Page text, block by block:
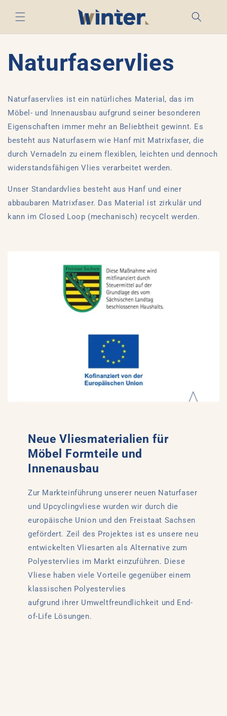
zum
Inhalt
Naturfaservlies
Naturfaservlies ist ein natürliches Material, das im
Möbel- und Innenausbau aufgrund seiner besonderen
Eigenschaften immer mehr an Beliebtheit gewinnt. Es
besteht aus Naturfasern wie Hanf mit Matrixfaser, die
durch Vernadeln zu einem flexiblen, leichten und dennoch
widerstandsfähigen Vlies verarbeitet werden.
Unser Standardvlies besteht aus Hanf und einer
abbaubaren Matrixfaser. Das Material ist zirkulär und
kann im Closed Loop (mechanisch) recycelt werden.
Neue Vliesmaterialien für
Möbel Formteile und
Innenausbau
Zur Markteinführung unserer neuen Naturfaser
und Upcyclingvliese wurden wir durch die
europäische Union und den Freistaat Sachsen
gefördert. Zeil des Projektes ist es unsere neu
entwickelten Vliesarten als Alternative zum
Polyestervlies im Markt einzuführen. Diese
Vliese haben viele Vorteile gegenüber einem
klassischen Polyestervlies
aufgrund ihrer Umweltfreundlichkeit und End-
of-Life Lösungen.